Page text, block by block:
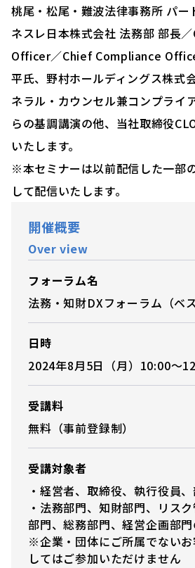
桃尾・松尾・難波法律事務所 パー
ネスレ日本株式会社 法務部 部長
Officer／Chief Compliance
平氏、野村ホールディングス株
ネラル・カウンセル兼コンプライ
らの基調講演の他、当社取締役
いたします。
※本セミナーは以前配信した一部
して配信いたします。
開催概要
Over view
フォーラム名
法務・知財DXフォーラム（ベス
日時
2024年8月5日（月）10:00～
受講料
無料（事前登録制）
受講対象者
・経営者、取締役、執行役員
・法務部門、知財部門、リス
部門、総務部門、経営企画部
※企業・団体にご所属でない
してはご参加いただけません